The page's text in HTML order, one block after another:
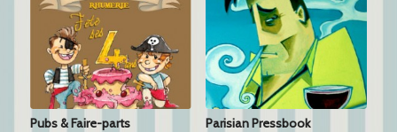
Pubs & Faire-parts Parisian Pressbook